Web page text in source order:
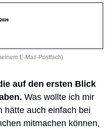
E-Mail-Postfach)
auf den ersten Blick
Was wollte ich mir
hätte auch einfach bei
mitmachen können,